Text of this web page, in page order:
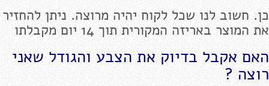
כן. חשוב לנו שכל לקוח יהיה מרוצה. ניתן להחזיר
את המוצר באריזה המקורית תוך 14 יום מקבלתו
האם אקבל בדיוק את הצבע והגודל שאני
רוצה ?